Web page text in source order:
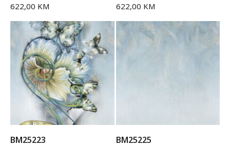
622,00 KM 622,00 KM
BM25223 BM25225